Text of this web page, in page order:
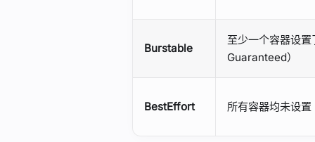
Burstable
至少一个容器设
Guaranteed）
BestEffort 所有容器均未设